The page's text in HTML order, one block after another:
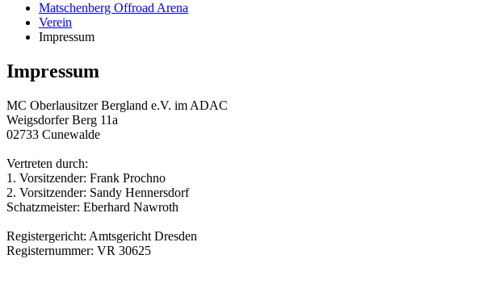
Matschenberg Offroad Arena
Verein
Impressum
Impressum
MC Oberlausitzer Bergland e.V. im ADAC
Weigsdorfer Berg 11a
02733 Cunewalde
Vertreten durch:
1. Vorsitzender: Frank Prochno
2. Vorsitzender: Sandy Hennersdorf
Schatzmeister: Eberhard Nawroth
Registergericht: Amtsgericht Dresden
Registernummer: VR 30625